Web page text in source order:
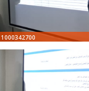
1000342700